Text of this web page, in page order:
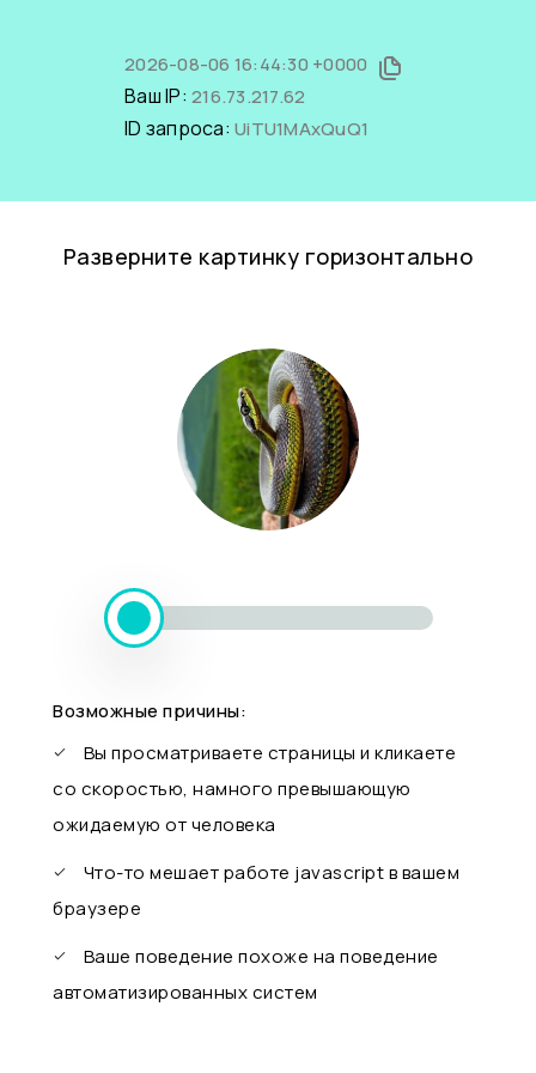
2026-08-06 16:44:30 +0000
Ваш IP: 216.73.217.62
ID запроса: UiTU1MAxQuQ1
Разверните картинку горизонтально
Возможные причины:
Вы просматриваете страницы и кликаете
со скоростью, намного превышающую
ожидаемую от человека
Что-то мешает работе javascript в вашем
браузере
Ваше поведение похоже на поведение
автоматизированных систем